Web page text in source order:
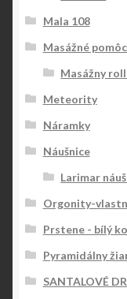
Mala 108
Masážné
Masážny
Meteority
Náramky
Náušnice
Larimar
Orgonity-
Prstene - bílý
Pyramidálny
SANTALOVÉ